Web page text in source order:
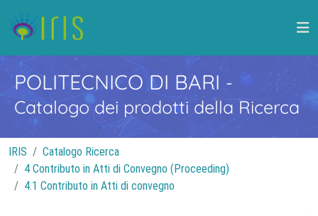
POLITECNICO DI BARI -
Catalogo dei prodotti della Ricerca
IRIS
Catalogo Ricerca
4 Contributo in Atti di Convegno (Proceeding)
4.1 Contributo in Atti di convegno